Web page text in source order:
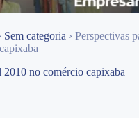
Sem categoria › Perspectivas
2010 no comércio capixaba